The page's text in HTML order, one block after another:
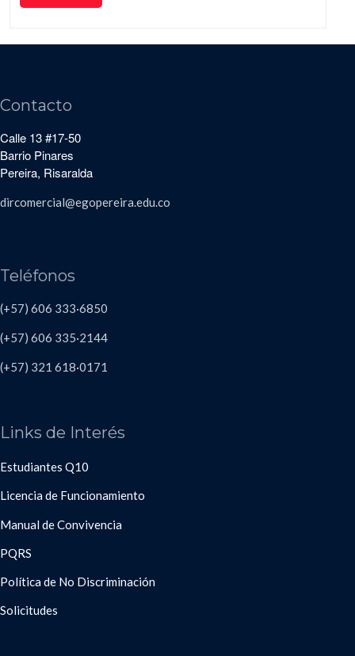
Contacto
Calle 13 #17-50
Barrio Pinares
Pereira, Risaralda
dircomercial@egopereira.edu.co
Teléfonos
(+57) 606 333·6850
(+57) 606 335·2144
(+57) 321 618·0171
Links de Interés
Estudiantes Q10
Licencia de Funcionamiento
Manual de Convivencia
PQRS
Política de No Discriminación
Solicitudes